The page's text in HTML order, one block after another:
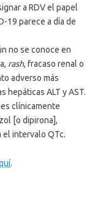
a RDV el papel
19 parece a día de
no se conoce en
rash, fracaso renal o
adverso más
hepáticas ALT y AST.
clínicamente
[o dipirona],
el intervalo QTc.
.